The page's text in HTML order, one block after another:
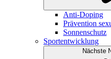
Anti-Doping
Prävention
Sonnenschutz
Sportentwicklung
Nächste